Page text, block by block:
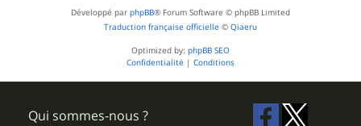
Développé par phpBB® Forum Software © phpBB Limited
Traduction française officielle © Qiaeru
Optimized by: phpBB SEO
Confidentialité | Conditions
Qui sommes-nous ?